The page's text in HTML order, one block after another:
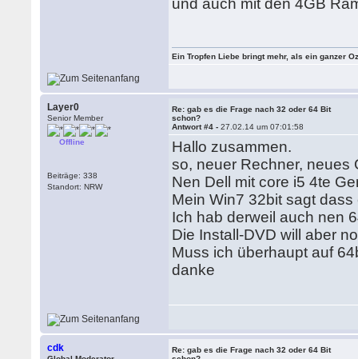
und auch mit den 4GB
Ein Tropfen Liebe bringt mehr, als ein ganzer
Layer0
Senior Member
Offline
Beiträge: 338
Standort: NRW
Re: gab es die Frage nach 32 oder 64 Bit
schon?
Antwort #4 -27.02.14 um 07:01:58
Hallo zusammen.
so, neuer Rechner, neues
Nen Dell mit core i5 4te
Mein Win7 32bit sagt dass
Ich hab derweil auch nen
Die Install-DVD will aber
Muss ich überhaupt auf
danke
cdk
Re: gab es die Frage nach 32 oder 64 Bit